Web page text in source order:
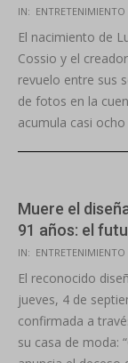
2025-
09-
05
IN: ENTRETENIMIENTO
El nacimiento de
Cossio y el
revuelo entre sus
de fotos en la
acumula casi
Muere el
91 años: el
2025-
09-
04
IN: ENTRETENIMIENTO
El reconocido
jueves, 4 de
confirmada a
su casa de moda: